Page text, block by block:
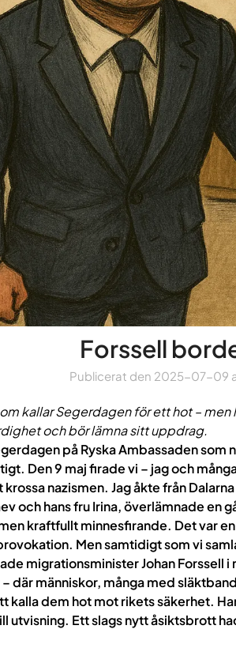
Forssell
Publicerat den 2025-07-09
kallar Segerdagen för ett hot –
och bör lämna sitt uppdrag.
på Ryska Ambassaden
Den 9 maj firade vi – jag och
krossa nazismen. Jag åkte från
och hans fru Irina, överlämnade en
kraftfullt minnesfirande. Det var
Men samtidigt som vi
migrationsminister Johan Forssell
där människor, många med
kalla dem hot mot rikets säkerhet.
utvisning. Ett slags nytt åsiktsbrott